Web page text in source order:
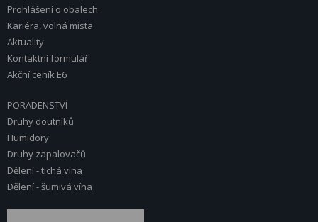
Prohlášení o obalech
Kariéra, volná místa
Aktuality
Kontaktní formulář
Akční ceník E6
PORADENSTVÍ
Druhy doutníků
Humidory
Druhy zapalovačů
Dělení - tichá vína
Dělení - šumivá vína